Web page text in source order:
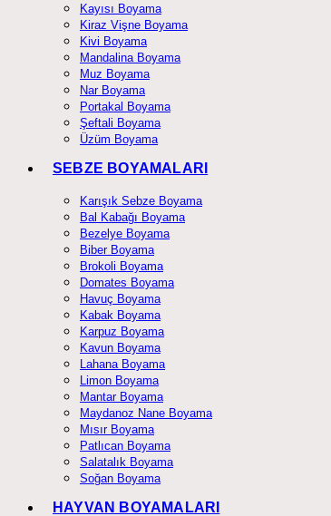
Kayısı Boyama
Kiraz Vişne Boyama
Kivi Boyama
Mandalina Boyama
Muz Boyama
Nar Boyama
Portakal Boyama
Şeftali Boyama
Üzüm Boyama
SEBZE BOYAMALARI
Karışık Sebze Boyama
Bal Kabağı Boyama
Bezelye Boyama
Biber Boyama
Brokoli Boyama
Domates Boyama
Havuç Boyama
Kabak Boyama
Karpuz Boyama
Kavun Boyama
Lahana Boyama
Limon Boyama
Mantar Boyama
Maydanoz Nane Boyama
Mısır Boyama
Patlıcan Boyama
Salatalık Boyama
Soğan Boyama
HAYVAN BOYAMALARI